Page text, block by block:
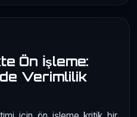
Ön İşleme:
Verimlilik